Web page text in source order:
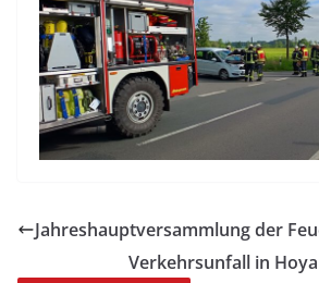
Jahreshauptversammlung der
Verkehrsunfall in